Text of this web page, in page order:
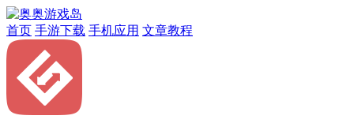
首页 手游下载 手机应用 文章教程